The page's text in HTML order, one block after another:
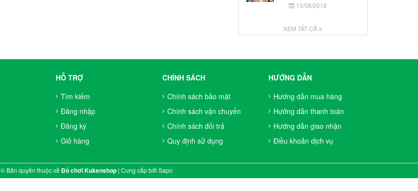
13/08/2018
XEM TẤT CẢ
HỖ TRỢ
Tìm kiếm
Đăng nhập
Đăng ký
Giỏ hàng
CHÍNH SÁCH
Chính sách bảo mật
Chính sách vận chuyển
Chính sách đổi trả
Quy định sử dụng
HƯỚNG DẪN
Hướng dẫn mua hàng
Hướng dẫn thanh toán
Hướng dẫn giao nhận
Điều khoản dịch vụ
© Bản quyền thuộc vềĐồ chơi Kukenshop| Cung cấp bởi Sapo